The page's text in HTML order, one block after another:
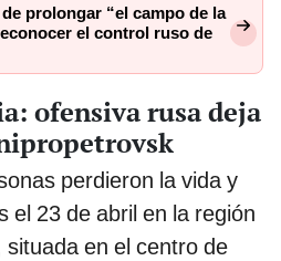
prolongar “el campo de la
el control ruso de
ofensiva rusa deja
perdieron la vida y
el 23 de abril en la región
situada en el centro de